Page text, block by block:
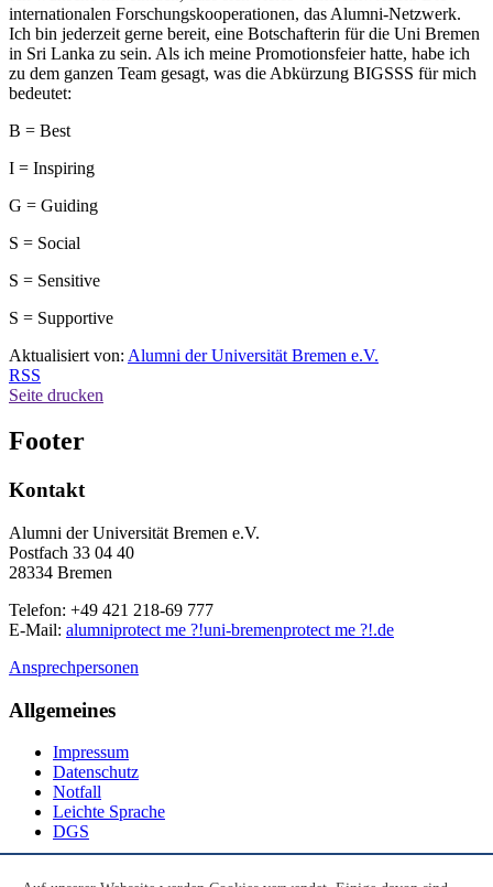
internationalen Forschungskooperationen, das Alumni-Netzwerk.
Ich bin jederzeit gerne bereit, eine Botschafterin für die Uni Bremen
in Sri Lanka zu sein. Als ich meine Promotionsfeier hatte, habe ich
zu dem ganzen Team gesagt, was die Abkürzung BIGSSS für mich
bedeutet:
B = Best
I = Inspiring
G = Guiding
S = Social
S = Sensitive
S = Supportive
Aktualisiert von: Alumni der Universität Bremen e.V.
RSS
Seite drucken
Footer
Kontakt
Alumni der Universität Bremen e.V.
Postfach 33 04 40
28334 Bremen
Telefon: +49 421 218-69 777
E-Mail: alumniprotect me ?!uni-bremenprotect me ?!.de
Ansprechpersonen
Allgemeines
Impressum
Datenschutz
Notfall
Leichte Sprache
DGS